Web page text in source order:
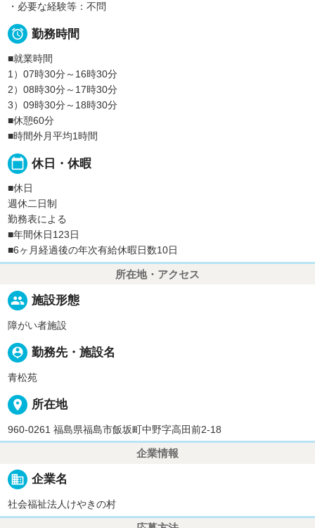
・必要な経験等：不問
 勤務時間
■就業時間
1）07時30分～16時30分
2）08時30分～17時30分
3）09時30分～18時30分
■休憩60分
■時間外月平均1時間
calendar_today 休日・休暇
■休日
週休二日制
勤務表による
■年間休日123日
■6ヶ月経過後の年次有給休暇日数10日
所在地・アクセス
people 施設形態
障がい者施設
person_pin 勤務先・施設名
青松苑
place 所在地
960-0261 福島県福島市飯坂町中野字高田前2-18
企業情報
business 企業名
社会福祉法人けやきの村